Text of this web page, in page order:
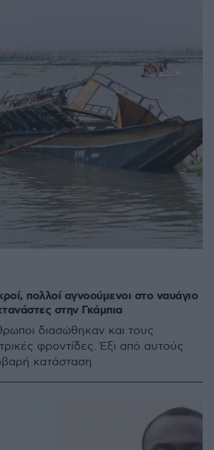
πολλοί αγνοούμενοι στο ναυάγιο
στην Γκάμπια
διασώθηκαν και τους
φροντίδες. Έξι από αυτούς
κατάσταση